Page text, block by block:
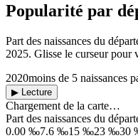
Popularité par
Part des naissances du
2025. Glisse le curseur pour
2020moins de 5 naissances
▶ Lecture
Chargement de la carte…
Part des naissances du
0.00 ‰7.6 ‰15 ‰23 ‰30